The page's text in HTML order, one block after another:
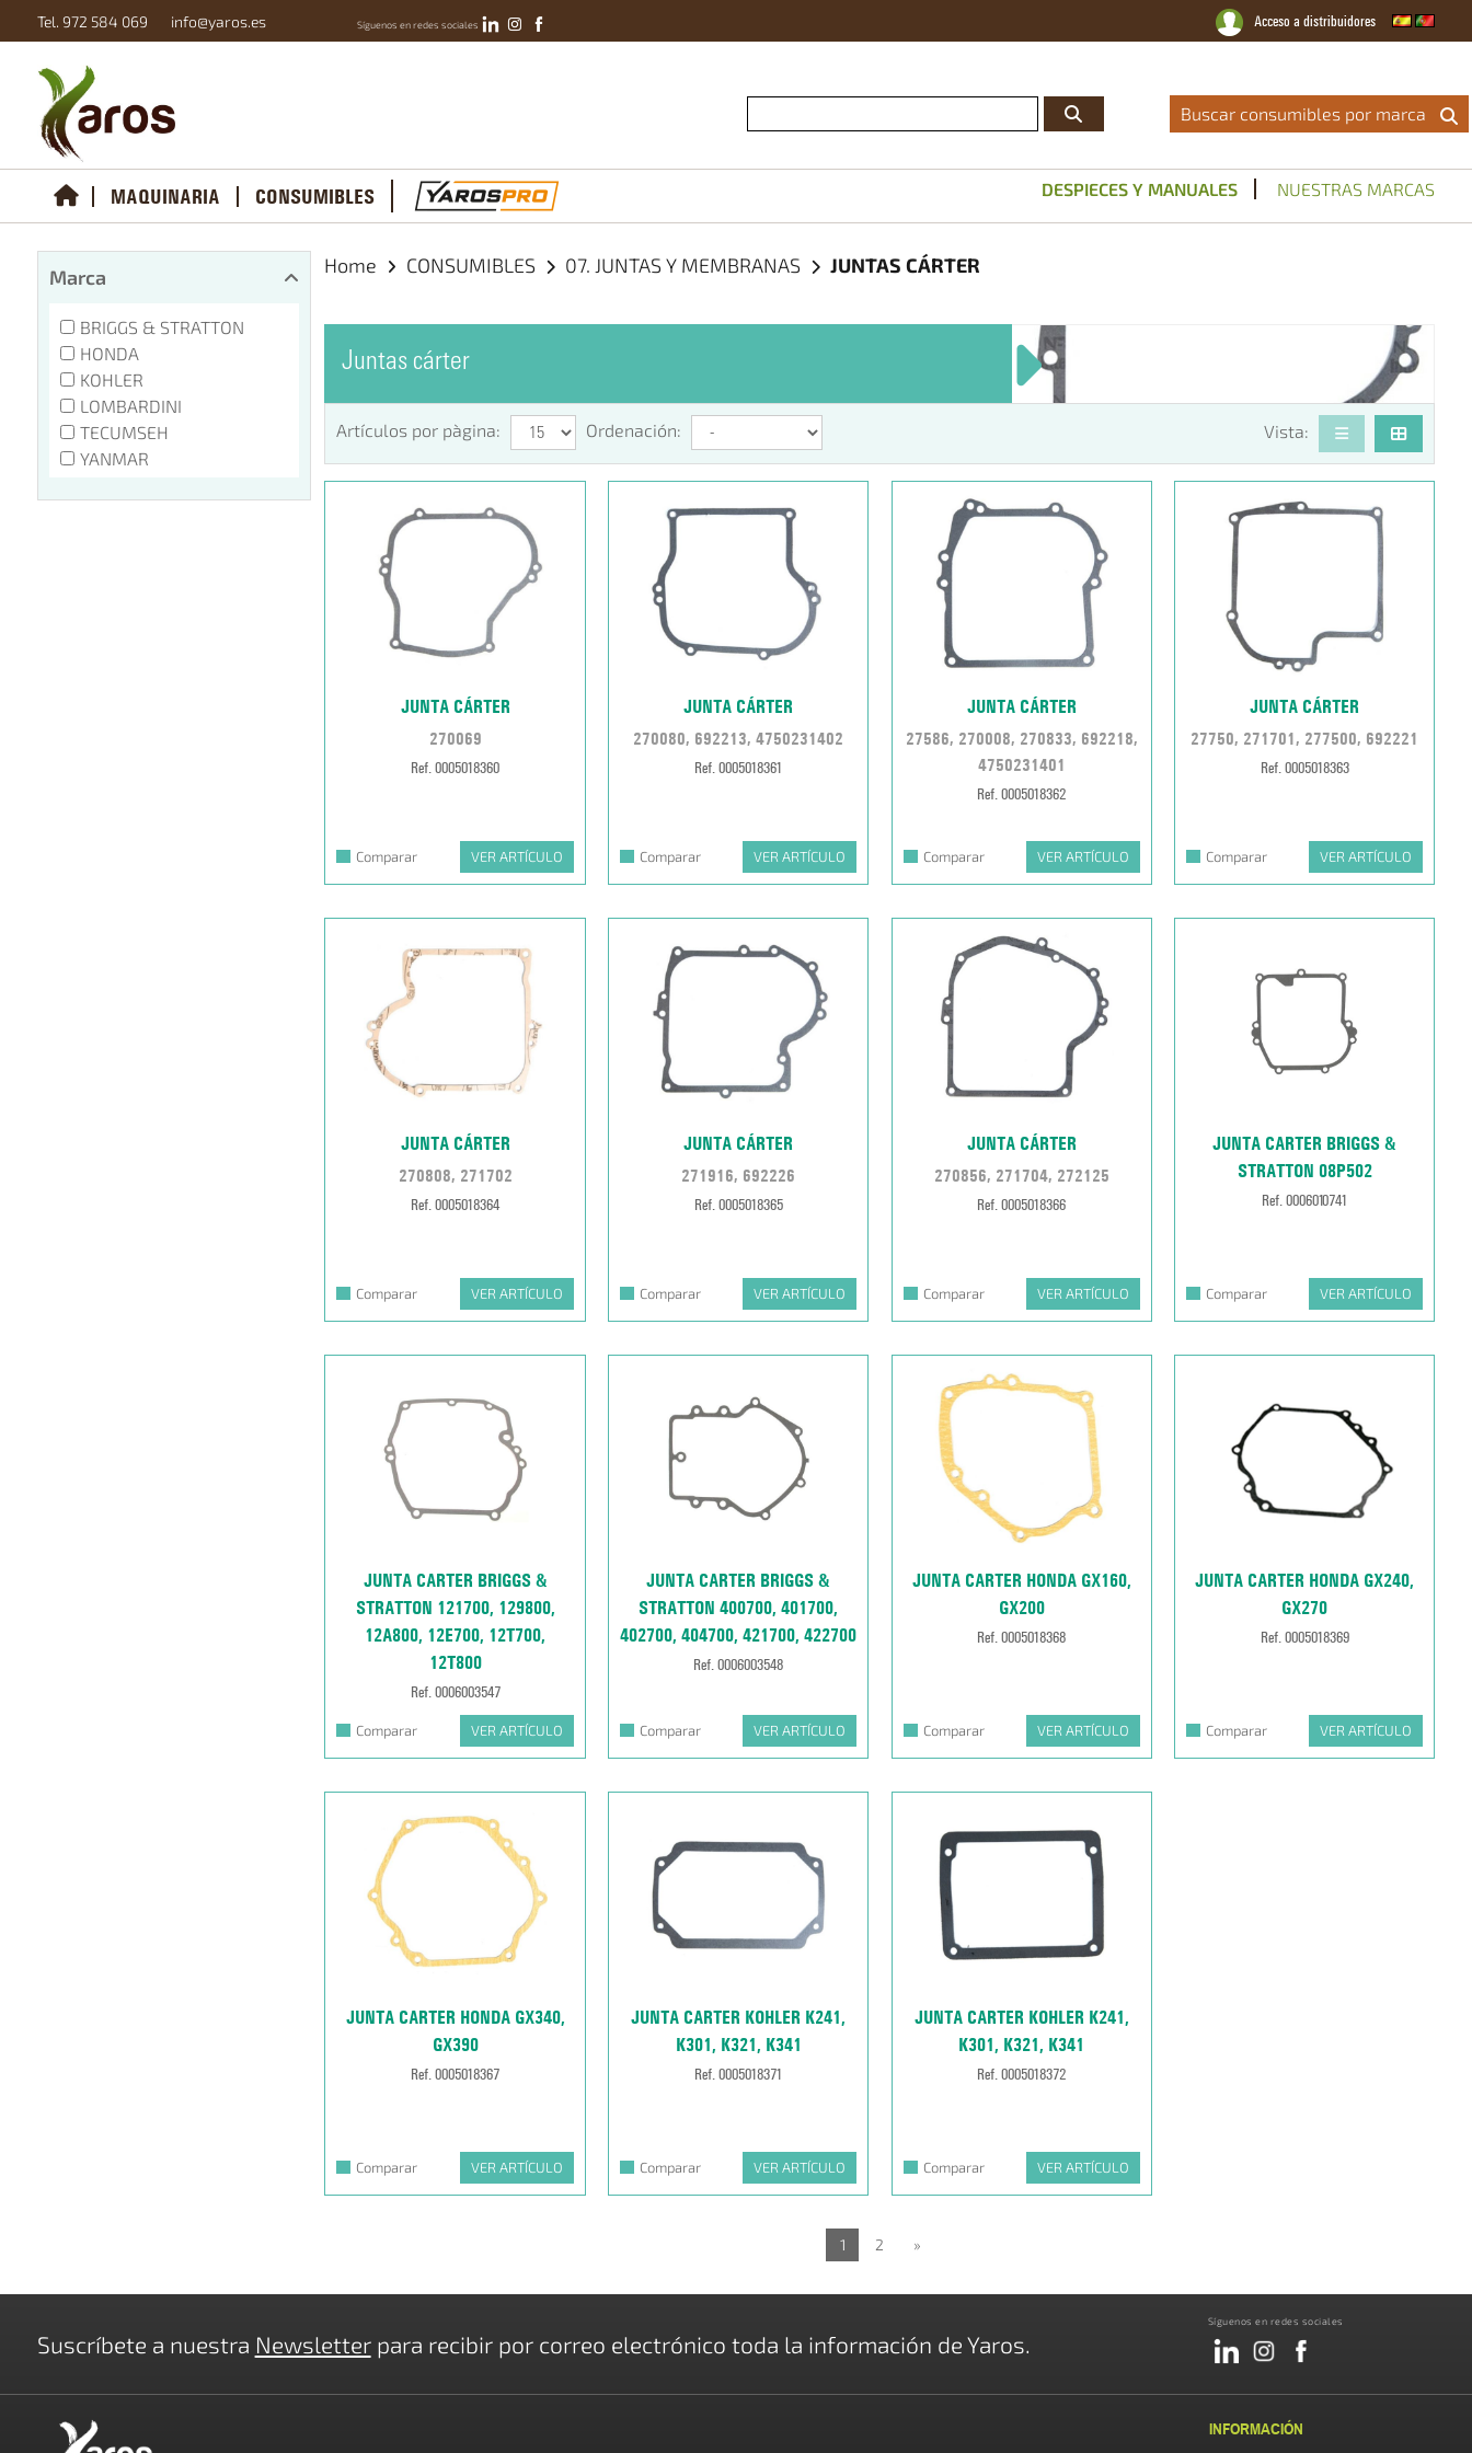
Tel. 972 584 069 info@yaros.es Síguenos en redes sociales Acceso a distribuidores
Conviértete En Distribuidor Oficial|Catálogos|Servicio Técnico|Noticias|Contacto
Buscar consumibles por marca
MAQUINARIA CONSUMIBLES DESPIECES Y MANUALES NUESTRAS MARCAS
Marca
BRIGGS & STRATTON
HONDA
KOHLER
LOMBARDINI
TECUMSEH
YANMAR
Home CONSUMIBLES 07. JUNTAS Y MEMBRANAS JUNTAS CÁRTER
Juntas cárter
Artículos por pàgina: Ordenación: Vista:
JUNTA CÁRTER
270069
Ref. 0005018360
Comparar VER ARTÍCULO
JUNTA CÁRTER
270080, 692213, 4750231402
Ref. 0005018361
Comparar VER ARTÍCULO
JUNTA CÁRTER
27586, 270008, 270833, 692218,
4750231401
Ref. 0005018362
Comparar VER ARTÍCULO
JUNTA CÁRTER
27750, 271701, 277500, 692221
Ref. 0005018363
Comparar VER ARTÍCULO
JUNTA CÁRTER
270808, 271702
Ref. 0005018364
Comparar VER ARTÍCULO
JUNTA CÁRTER
271916, 692226
Ref. 0005018365
Comparar VER ARTÍCULO
JUNTA CÁRTER
270856, 271704, 272125
Ref. 0005018366
Comparar VER ARTÍCULO
JUNTA CARTER BRIGGS &
STRATTON 08P502
Ref. 0006010741
Comparar VER ARTÍCULO
JUNTA CARTER BRIGGS &
STRATTON 121700, 129800,
12A800, 12E700, 12T700,
12T800
Ref. 0006003547
Comparar VER ARTÍCULO
JUNTA CARTER BRIGGS &
STRATTON 400700, 401700,
402700, 404700, 421700, 422700
Ref. 0006003548
Comparar VER ARTÍCULO
JUNTA CARTER HONDA GX160,
GX200
Ref. 0005018368
Comparar VER ARTÍCULO
JUNTA CARTER HONDA GX240,
GX270
Ref. 0005018369
Comparar VER ARTÍCULO
JUNTA CARTER HONDA GX340,
GX390
Ref. 0005018367
Comparar VER ARTÍCULO
JUNTA CARTER KOHLER K241,
K301, K321, K341
Ref. 0005018371
Comparar VER ARTÍCULO
JUNTA CARTER KOHLER K241,
K301, K321, K341
Ref. 0005018372
Comparar VER ARTÍCULO
1 2 »
Suscríbete a nuestra Newsletterpara recibir por correo electrónico toda la información de Yaros.
Síguenos en redes sociales
INFORMACIÓN